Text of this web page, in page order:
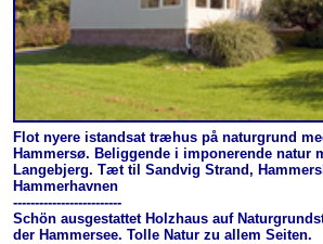
Flot nyere istandsat træhus på naturgrund
Hammersø. Beliggende i imponerende natur
Langebjerg. Tæt til Sandvig Strand,
Hammerhavnen
-------------------------
Schön ausgestattet Holzhaus auf
der Hammersee. Tolle Natur zu allem Seiten.